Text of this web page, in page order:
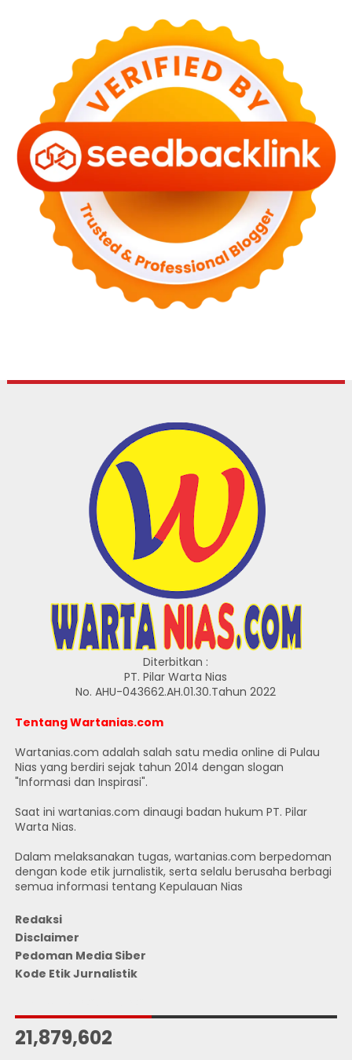
Diterbitkan :
PT. Pilar Warta Nias
No. AHU-043662.AH.01.30.Tahun 2022
Tentang Wartanias.com
Wartanias.com adalah salah satu media online di Pulau
Nias yang berdiri sejak tahun 2014 dengan slogan
"Informasi dan Inspirasi".
Saat ini wartanias.com dinaugi badan hukum PT. Pilar
Warta Nias.
Dalam melaksanakan tugas, wartanias.com berpedoman
dengan kode etik jurnalistik, serta selalu berusaha berbagi
semua informasi tentang Kepulauan Nias
Redaksi
Disclaimer
Pedoman Media Siber
Kode Etik Jurnalistik
21,879,602